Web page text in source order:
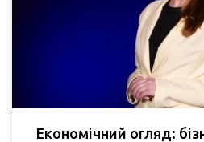
Економічний огляд: